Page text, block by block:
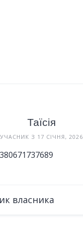
Таїсія
УЧАСНИК З 17 СІЧНЯ, 2026
власника